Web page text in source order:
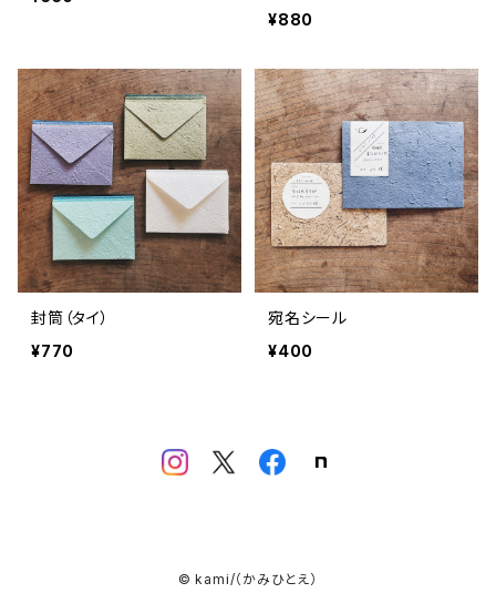
¥880
封筒（タイ）
¥770
宛名シール
¥400
© kami/（かみひとえ）